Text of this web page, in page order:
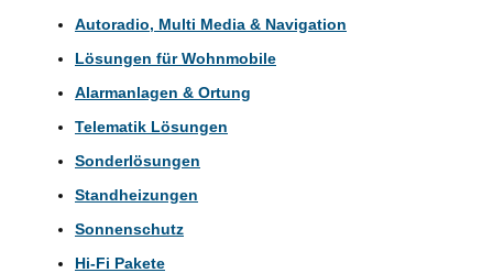
Autoradio, Multi Media & Navigation
Lösungen für Wohnmobile
Alarmanlagen & Ortung
Telematik Lösungen
Sonderlösungen
Standheizungen
Sonnenschutz
Hi-Fi Pakete